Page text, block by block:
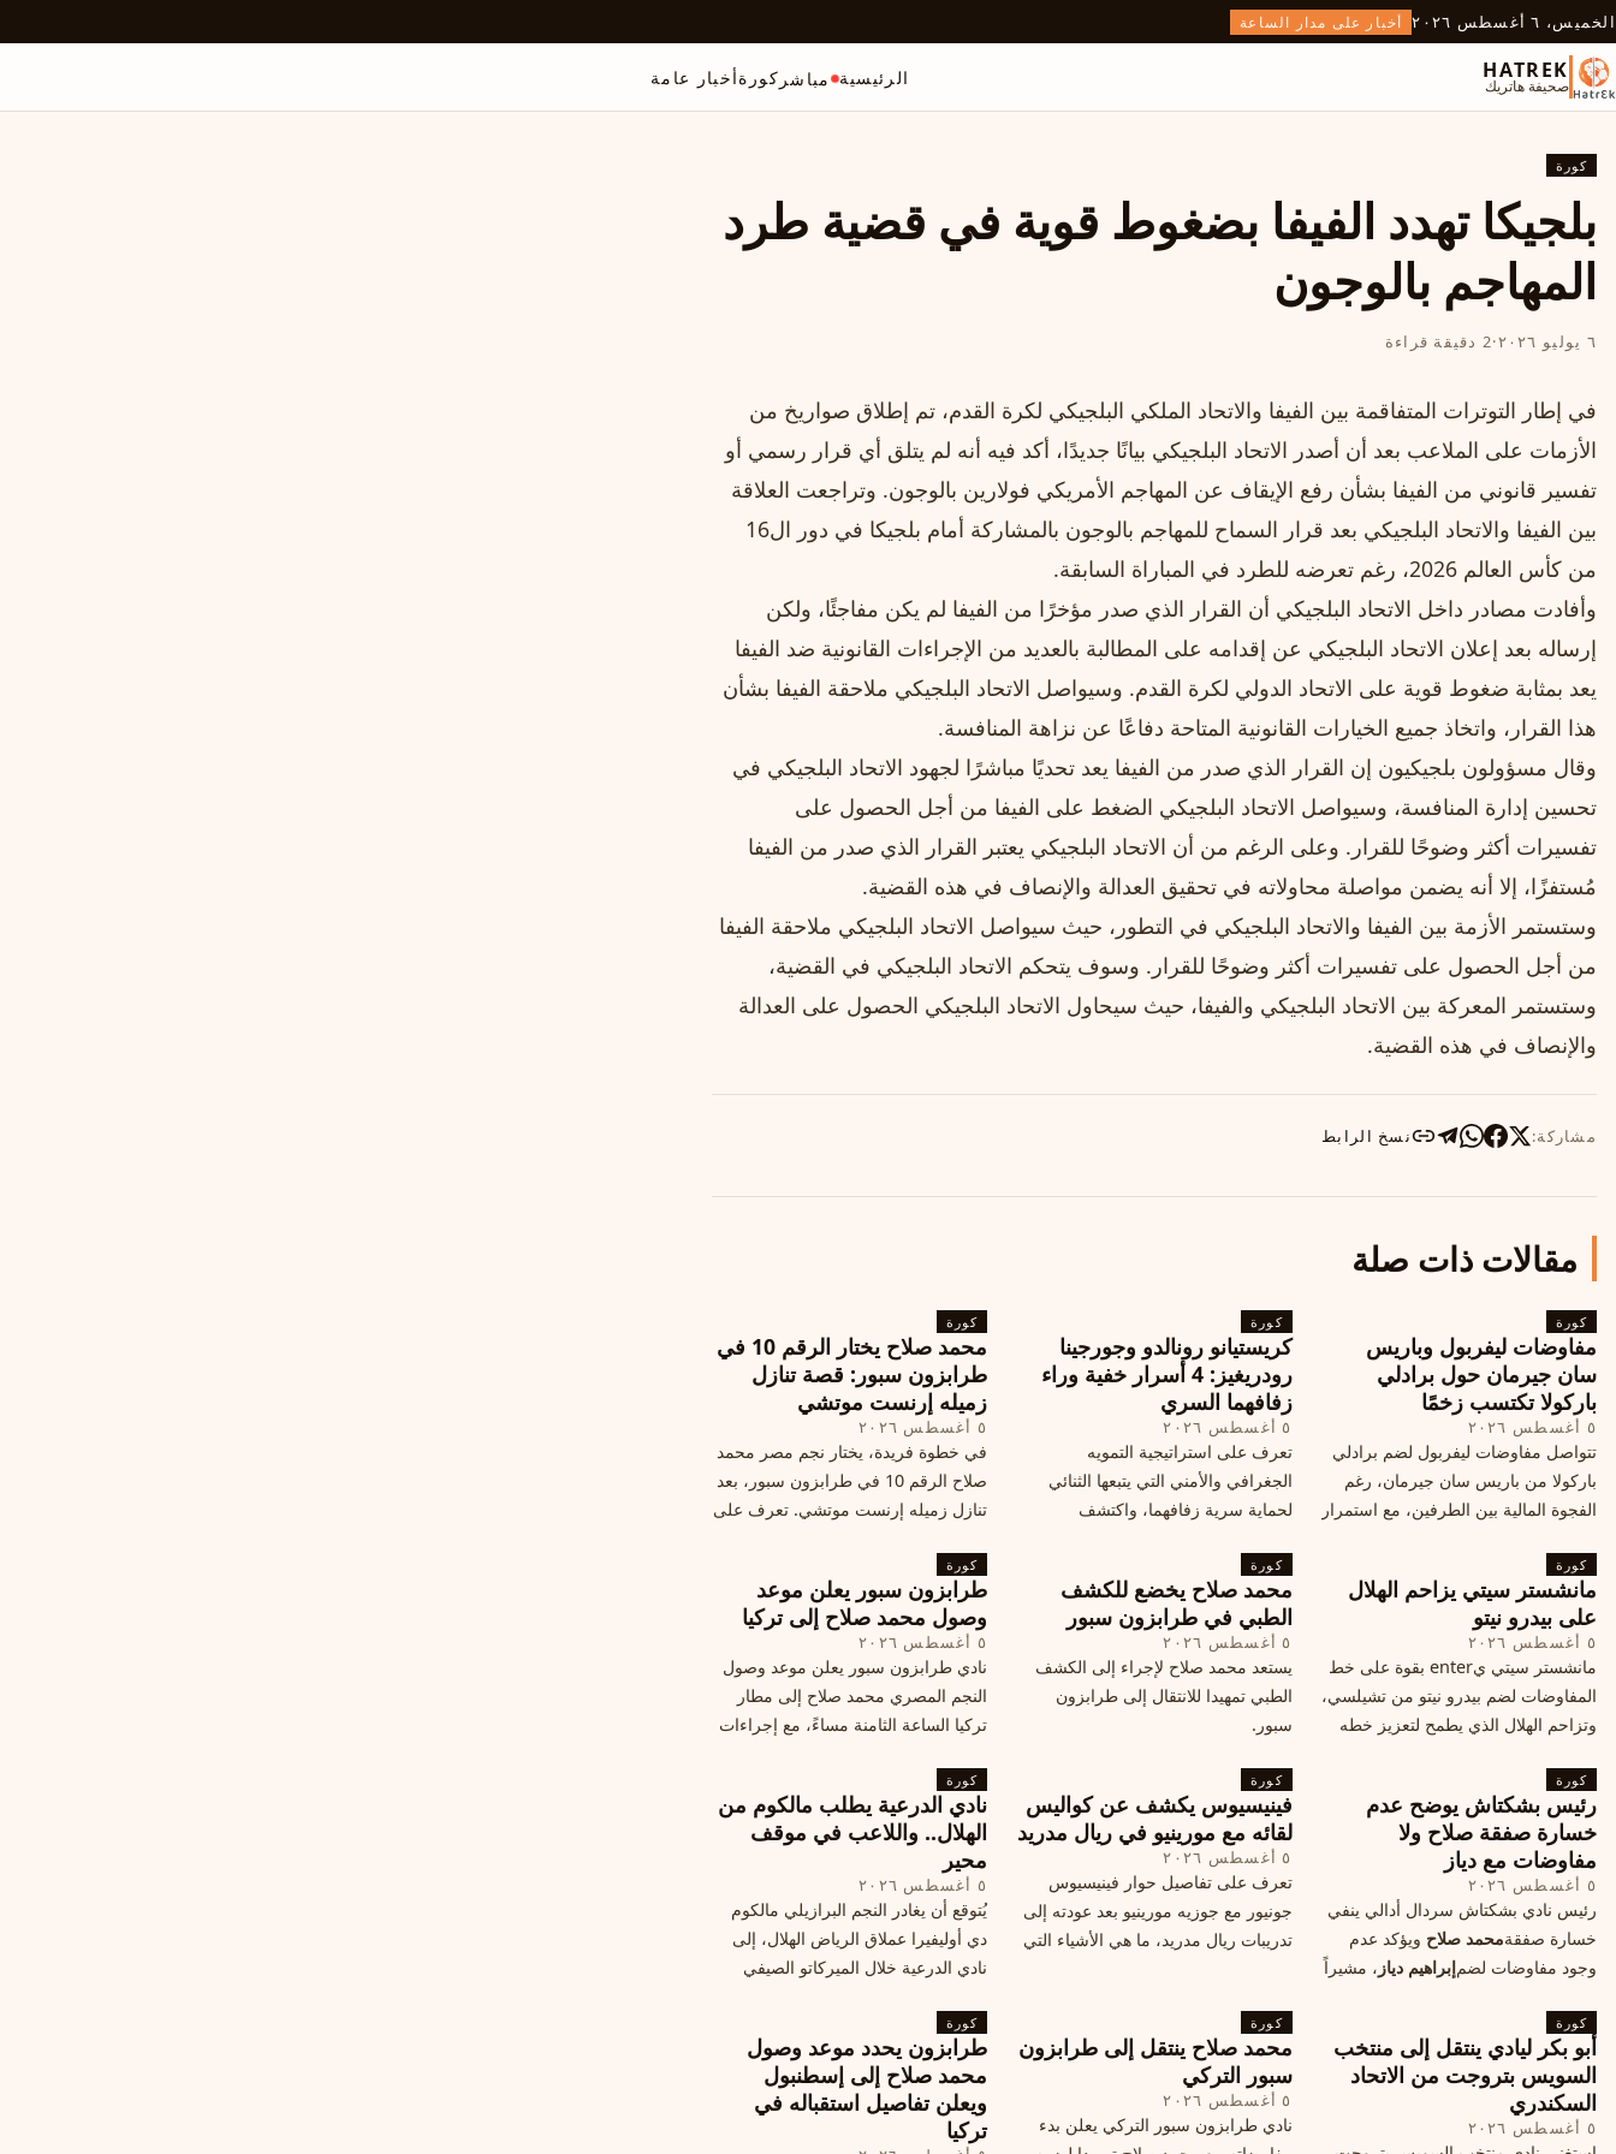
الخميس، ٦ أغسطس ٢٠٢٦ أخبار على مدار الساعة
HATREK
صحيفة هاتريك الرئيسية مباشر كورةأخبار عامة
كورة
بلجيكا تهدد الفيفا بضغوط قوية في قضية طرد
المهاجم بالوجون
٦ يوليو ٢٠٢٦ ·2 دقيقة قراءة
في إطار التوترات المتفاقمة بين الفيفا والاتحاد الملكي البلجيكي لكرة القدم، تم إطلاق صواريخ من
الأزمات على الملاعب بعد أن أصدر الاتحاد البلجيكي بيانًا جديدًا، أكد فيه أنه لم يتلق أي قرار رسمي أو
تفسير قانوني من الفيفا بشأن رفع الإيقاف عن المهاجم الأمريكي فولارين بالوجون. وتراجعت العلاقة
بين الفيفا والاتحاد البلجيكي بعد قرار السماح للمهاجم بالوجون بالمشاركة أمام بلجيكا في دور ال16
من كأس العالم 2026، رغم تعرضه للطرد في المباراة السابقة.
وأفادت مصادر داخل الاتحاد البلجيكي أن القرار الذي صدر مؤخرًا من الفيفا لم يكن مفاجئًا، ولكن
إرساله بعد إعلان الاتحاد البلجيكي عن إقدامه على المطالبة بالعديد من الإجراءات القانونية ضد الفيفا
يعد بمثابة ضغوط قوية على الاتحاد الدولي لكرة القدم. وسيواصل الاتحاد البلجيكي ملاحقة الفيفا بشأن
هذا القرار، واتخاذ جميع الخيارات القانونية المتاحة دفاعًا عن نزاهة المنافسة.
وقال مسؤولون بلجيكيون إن القرار الذي صدر من الفيفا يعد تحديًا مباشرًا لجهود الاتحاد البلجيكي في
تحسين إدارة المنافسة، وسيواصل الاتحاد البلجيكي الضغط على الفيفا من أجل الحصول على
تفسيرات أكثر وضوحًا للقرار. وعلى الرغم من أن الاتحاد البلجيكي يعتبر القرار الذي صدر من الفيفا
مُستفزًا، إلا أنه يضمن مواصلة محاولاته في تحقيق العدالة والإنصاف في هذه القضية.
وستستمر الأزمة بين الفيفا والاتحاد البلجيكي في التطور، حيث سيواصل الاتحاد البلجيكي ملاحقة الفيفا
من أجل الحصول على تفسيرات أكثر وضوحًا للقرار. وسوف يتحكم الاتحاد البلجيكي في القضية،
وستستمر المعركة بين الاتحاد البلجيكي والفيفا، حيث سيحاول الاتحاد البلجيكي الحصول على العدالة
والإنصاف في هذه القضية.
مشاركة: نسخ الرابط
مقالات ذات صلة
كورة
مفاوضات ليفربول وباريس
سان جيرمان حول برادلي
باركولا تكتسب زخمًا
٥ أغسطس ٢٠٢٦
تتواصل مفاوضات ليفربول لضم برادلي
باركولا من باريس سان جيرمان، رغم
الفجوة المالية بين الطرفين، مع استمرار
إغلاق سوق الانتقالات
كورة
كريستيانو رونالدو وجورجينا
رودريغيز: 4 أسرار خفية وراء
زفافهما السري
٥ أغسطس ٢٠٢٦
تعرف على استراتيجية التمويه
الجغرافي والأمني التي يتبعها الثنائي
لحماية سرية زفافهما، واكتشف
في البرتغال، واعرف ما هي الخطوات
القادمة في هذا الحدث العالمي
كورة
محمد صلاح يختار الرقم 10 في
طرابزون سبور: قصة تنازل
زميله إرنست موتشي
٥ أغسطس ٢٠٢٦
في خطوة فريدة، يختار نجم مصر محمد
صلاح الرقم 10 في طرابزون سبور، بعد
تنازل زميله إرنست موتشي. تعرف على
كورة
مانشستر سيتي يزاحم الهلال
على بيدرو نيتو
٥ أغسطس ٢٠٢٦
مانشستر سيتي يenter بقوة على خط
المفاوضات لضم بيدرو نيتو من تشيلسي،
وتزاحم الهلال الذي يطمح لتعزيز خطه
كورة
محمد صلاح يخضع للكشف
الطبي في طرابزون سبور
٥ أغسطس ٢٠٢٦
يستعد محمد صلاح لإجراء إلى الكشف
الطبي تمهيدا للانتقال إلى طرابزون
سبور.
كورة
طرابزون سبور يعلن موعد
وصول محمد صلاح إلى تركيا
٥ أغسطس ٢٠٢٦
نادي طرابزون سبور يعلن موعد وصول
النجم المصري محمد صلاح إلى مطار
تركيا الساعة الثامنة مساءً، مع إجراءات
جديد ومكافآت مالية.
كورة
رئيس بشكتاش يوضح عدم
خسارة صفقة صلاح ولا
مفاوضات مع دياز
٥ أغسطس ٢٠٢٦
رئيس نادي بشكتاش سردال أدالي ينفي
خسارة صفقةمحمد صلاح ويؤكد عدم
وجود مفاوضات لضمإبراهيم دياز ، مشيراً
محتملة أخرى.
كورة
فينيسيوس يكشف عن كواليس
لقائه مع مورينيو في ريال مدريد
٥ أغسطس ٢٠٢٦
تعرف على تفاصيل حوار فينيسيوس
جونيور مع جوزيه مورينيو بعد عودته إلى
تدريبات ريال مدريد، ما هي الأشياء التي
كورة
نادي الدرعية يطلب مالكوم من
الهلال.. واللاعب في موقف
محير
٥ أغسطس ٢٠٢٦
يُتوقع أن يغادر النجم البرازيلي مالكوم
دي أوليفيرا عملاق الرياض الهلال، إلى
نادي الدرعية خلال الميركاتو الصيفي
هذا الانتقال، وسط تقارير تفيد أن الهلال
يرحب بفراقته.
كورة
أبو بكر ليادي ينتقل إلى منتخب
السويس بتروجت من الاتحاد
السكندري
٥ أغسطس ٢٠٢٦
كورة
محمد صلاح ينتقل إلى طرابزون
سبور التركي
٥ أغسطس ٢٠٢٦
نادي طرابزون سبور التركي يعلن بدء
كورة
طرابزون يحدد موعد وصول
محمد صلاح إلى إسطنبول
ويعلن تفاصيل استقباله في
تركيا